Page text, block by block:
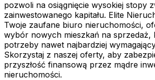
pozwoli na osiągnięcie wysokiej stopy
zainwestowanego kapitału. Elite
Twoje zaufane biuro nieruchomości,
wybór nowych mieszkań na sprzedaż,
potrzeby nawet najbardziej
Skorzystaj z naszej oferty, aby
przyszłość finansową przez mądre
nieruchomości.